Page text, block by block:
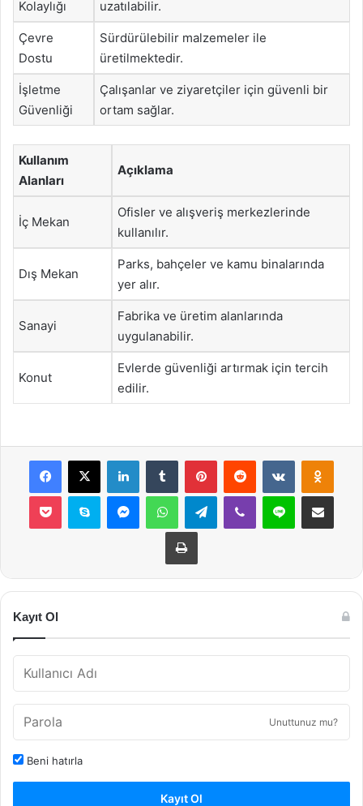
Kolaylığı
uzatılabilir.
Çevre
Dostu
Sürdürülebilir malzemeler ile
üretilmektedir.
İşletme
Güvenliği
Çalışanlar ve ziyaretçiler için güvenli bir
ortam sağlar.
Kullanım
Alanları
Açıklama
İç Mekan
Ofisler ve alışveriş merkezlerinde
kullanılır.
Dış Mekan
Parks, bahçeler ve kamu binalarında
yer alır.
Sanayi
Fabrika ve üretim alanlarında
uygulanabilir.
Konut
Evlerde güvenliği artırmak için tercih
edilir.
Facebook
X LinkedInTumblr PinterestReddit VKontakte
Pocket Skype MessengerWhatsAppTelegramViber Line E-Posta ile
Yazdır
Kayıt Ol
Unuttunuz mu?
Beni hatırla
Kayıt Ol